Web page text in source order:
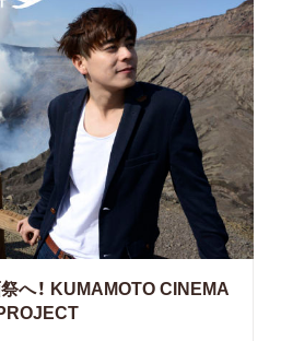
へ！ KUMAMOTO CINEMA